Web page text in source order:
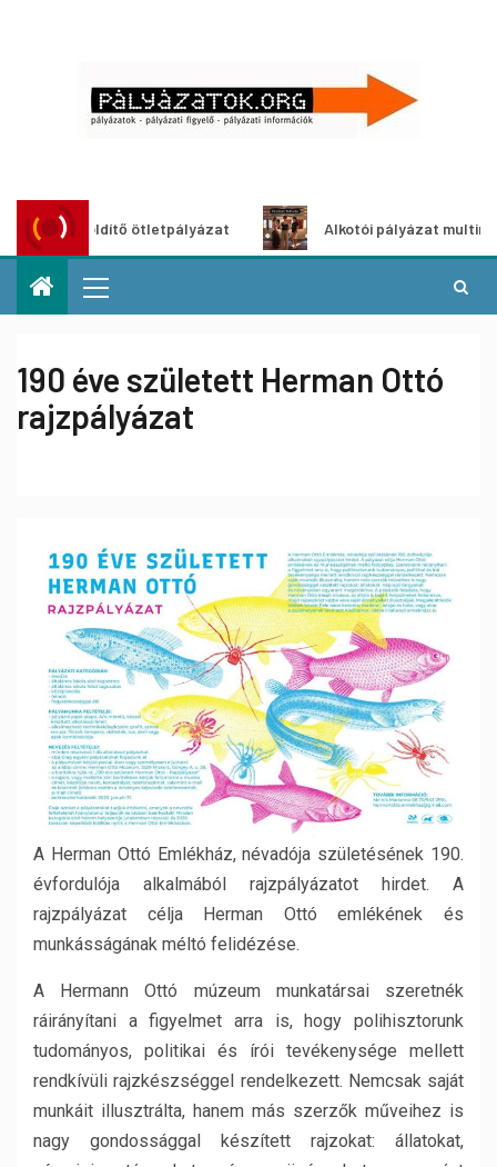
ötletpályázat Alkotói pályázat multimédia-
190 éve született Herman Ottó
rajzpályázat
A Herman Ottó Emlékház, névadója születésének 190.
évfordulója alkalmából rajzpályázatot hirdet. A
rajzpályázat célja Herman Ottó emlékének és
munkásságának méltó felidézése.
A Hermann Ottó múzeum munkatársai szeretnék
ráirányítani a figyelmet arra is, hogy polihisztorunk
tudományos, politikai és írói tevékenysége mellett
rendkívüli rajzkészséggel rendelkezett. Nemcsak saját
munkáit illusztrálta, hanem más szerzők műveihez is
nagy gondossággal készített rajzokat: állatokat,